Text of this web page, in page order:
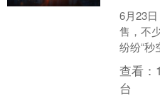
6月23
售，不
纷纷“秒
开售秒
查看：
台